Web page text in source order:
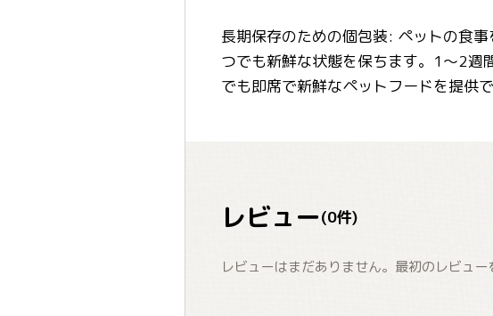
長期保存のための個包装: ペットの食
つでも新鮮な状態を保ちます。1～2週
でも即席で新鮮なペットフードを提供で
レビュー(0件)
レビューはまだありません。最初のレビュ